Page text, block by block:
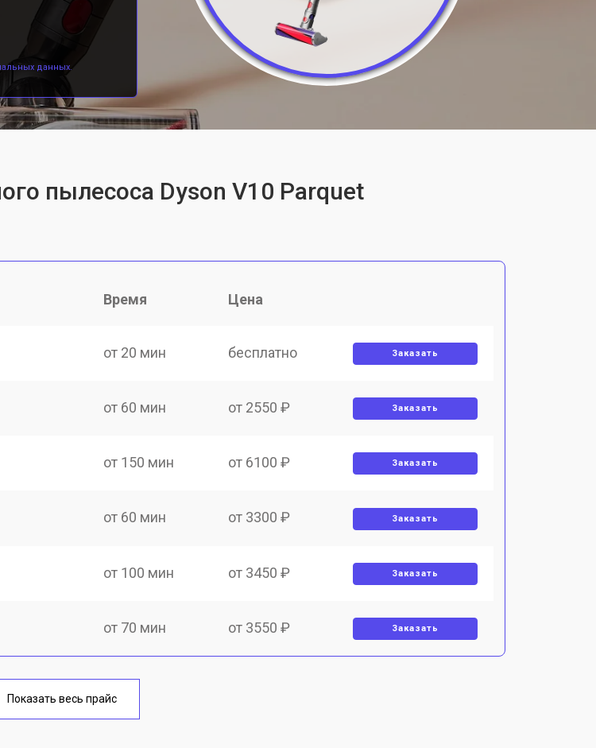
данных.
пылесоса Dyson V10 Parquet
Время Цена
от 20 мин бесплатно Заказать
от 60 мин от 2550 ₽ Заказать
от 150 мин от 6100 ₽ Заказать
от 60 мин от 3300 ₽ Заказать
от 100 мин от 3450 ₽ Заказать
от 70 мин от 3550 ₽ Заказать
от 110 мин
Показать весь прайс